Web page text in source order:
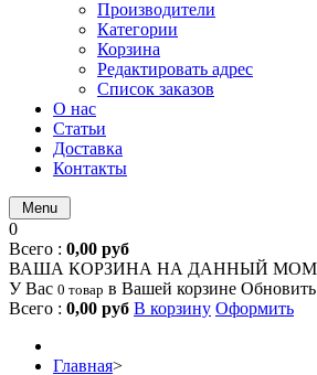
Производители
Категории
Корзина
Редактировать адрес
Список заказов
О нас
Статьи
Доставка
Контакты
Menu
0
Всего : 0,00 руб
ВАША КОРЗИНА НА ДАННЫЙ
У Вас 0 товар в Вашей корзине Обновить
Всего : 0,00 руб В корзину Оформить
Главная>